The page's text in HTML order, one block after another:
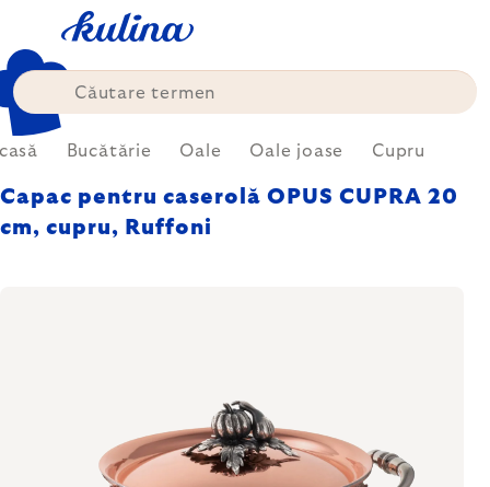
conținut
Bucătărie Oale Oale joase Cupru
Capac pentru caserolă OPUS CUPRA 20
cm, cupru, Ruffoni